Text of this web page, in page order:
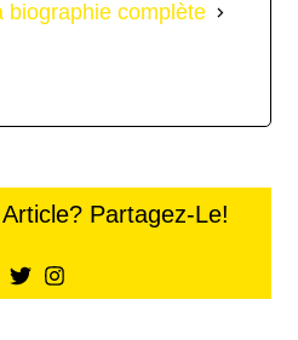
biographie complète
Partagez-Le!